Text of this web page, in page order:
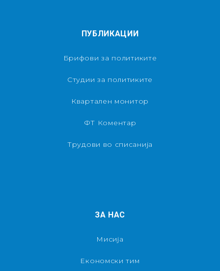
ПУБЛИКАЦИИ
Брифови за политиките
Студии за политиките
Квартален монитор
ФТ Коментар
Трудови во списанија
ЗА НАС
Мисија
Економски тим